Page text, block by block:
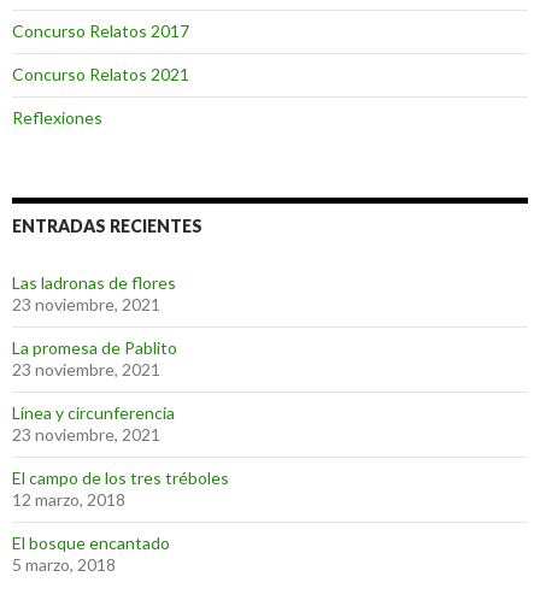
Concurso Relatos 2017
Concurso Relatos 2021
Reflexiones
ENTRADAS RECIENTES
Las ladronas de flores
23 noviembre, 2021
La promesa de Pablito
23 noviembre, 2021
Línea y circunferencia
23 noviembre, 2021
El campo de los tres tréboles
12 marzo, 2018
El bosque encantado
5 marzo, 2018